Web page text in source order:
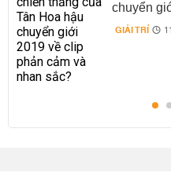
chuyển
cảm và
GIẢI TRÍ